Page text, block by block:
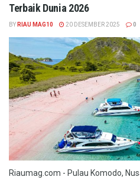
Terbaik Dunia 2026
BY RIAU MAG10 20 DESEMBER 2025 0
Riaumag.com - Pulau Komodo,